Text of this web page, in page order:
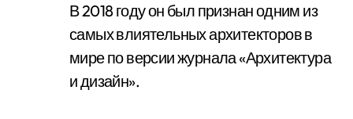
В 2018 году он был признан одним из
самых влиятельных архитекторов в
мире по версии журнала «Архитектура
и дизайн».